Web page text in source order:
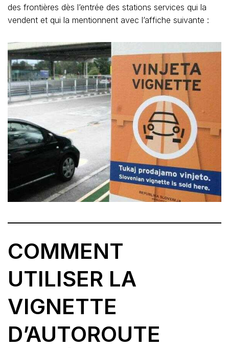
des frontières dès l’entrée des stations services qui la
vendent et qui la mentionnent avec l’affiche suivante :
COMMENT
UTILISER LA
VIGNETTE
D’AUTOROUTE